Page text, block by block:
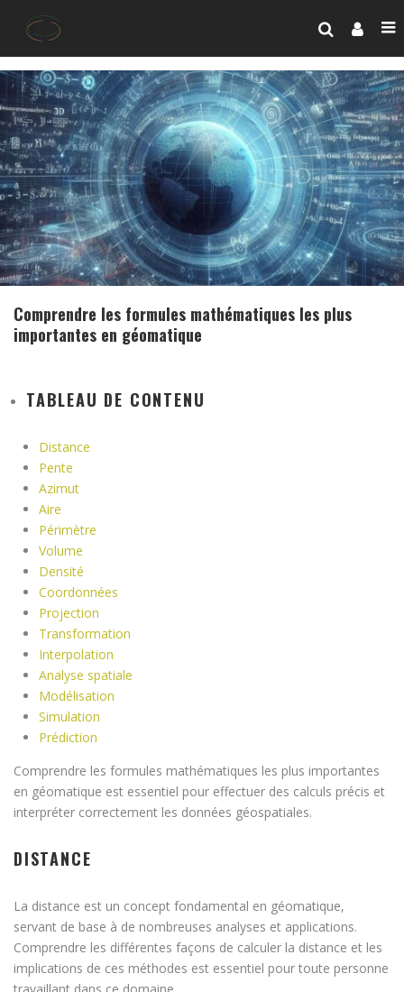
Comprendre les formules mathématiques les plus
importantes en géomatique
TABLEAU DE CONTENU
Distance
Pente
Azimut
Aire
Périmètre
Volume
Densité
Coordonnées
Projection
Transformation
Interpolation
Analyse spatiale
Modélisation
Simulation
Prédiction
Comprendre les formules mathématiques les plus importantes
en géomatique est essentiel pour effectuer des calculs précis et
interpréter correctement les données géospatiales.
DISTANCE
La distance est un concept fondamental en géomatique,
servant de base à de nombreuses analyses et applications.
Comprendre les différentes façons de calculer la distance et les
implications de ces méthodes est essentiel pour toute personne